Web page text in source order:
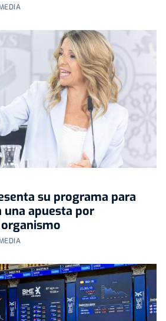
su programa para
una apuesta por